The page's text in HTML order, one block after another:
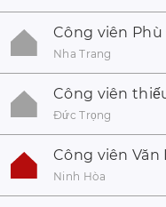
Công viên
Nha Trang
Công viên
Đức Trọng
Công viên Văn
Ninh Hòa